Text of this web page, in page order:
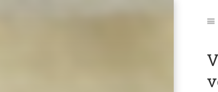
to: